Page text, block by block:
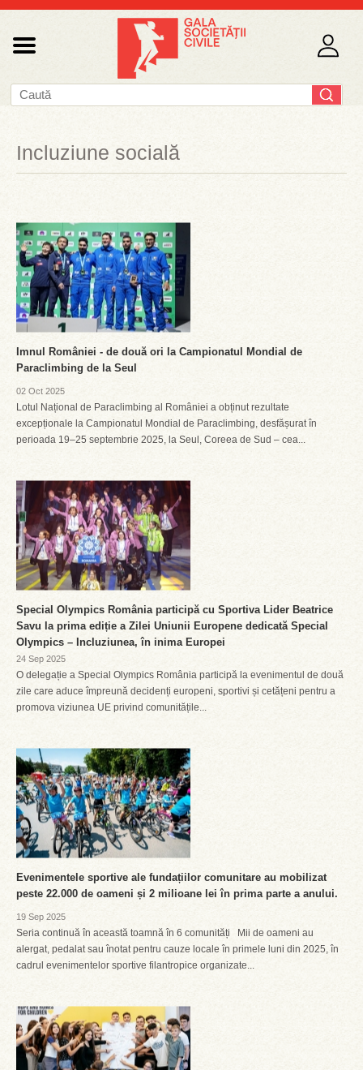
Incluziune socială
Imnul României - de două ori la Campionatul Mondial de
Paraclimbing de la Seul
02 Oct 2025
Lotul Național de Paraclimbing al României a obținut rezultate
excepționale la Campionatul Mondial de Paraclimbing, desfășurat în
perioada 19–25 septembrie 2025, la Seul, Coreea de Sud – cea...
Special Olympics România participă cu Sportiva Lider Beatrice
Savu la prima ediție a Zilei Uniunii Europene dedicată Special
Olympics – Incluziunea, în inima Europei
24 Sep 2025
O delegație a Special Olympics România participă la evenimentul de două
zile care aduce împreună decidenți europeni, sportivi și cetățeni pentru a
promova viziunea UE privind comunitățile...
Evenimentele sportive ale fundațiilor comunitare au mobilizat
peste 22.000 de oameni și 2 milioane lei în prima parte a anului.
19 Sep 2025
Seria continuă în această toamnă în 6 comunități Mii de oameni au
alergat, pedalat sau înotat pentru cauze locale în primele luni din 2025, în
cadrul evenimentelor sportive filantropice organizate...